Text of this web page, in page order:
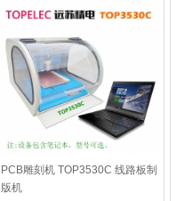
PCB雕刻机 TOP3530C 线路板制
版机